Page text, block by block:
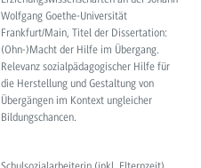
Wolfgang Goethe-Universität
Frankfurt/Main, Titel der Dissertation:
(Ohn-)Macht der Hilfe im Übergang.
Relevanz sozialpädagogischer Hilfe für
die Herstellung und Gestaltung von
Übergängen im Kontext ungleicher
Bildungschancen.